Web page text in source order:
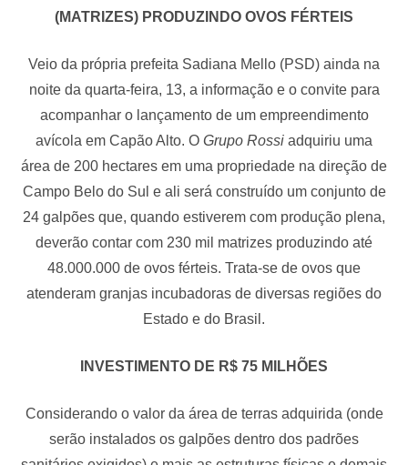
(MATRIZES) PRODUZINDO OVOS FÉRTEIS
Veio da própria prefeita Sadiana Mello (PSD) ainda na
noite da quarta-feira, 13, a informação e o convite para
acompanhar o lançamento de um empreendimento
avícola em Capão Alto. O Grupo Rossi adquiriu uma
área de 200 hectares em uma propriedade na direção de
Campo Belo do Sul e ali será construído um conjunto de
24 galpões que, quando estiverem com produção plena,
deverão contar com 230 mil matrizes produzindo até
48.000.000 de ovos férteis. Trata-se de ovos que
atenderam granjas incubadoras de diversas regiões do
Estado e do Brasil.
INVESTIMENTO DE R$ 75 MILHÕES
Considerando o valor da área de terras adquirida (onde
serão instalados os galpões dentro dos padrões